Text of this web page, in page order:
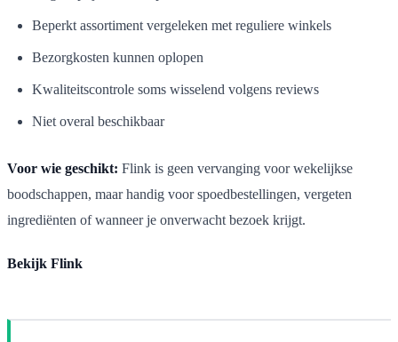
Beperkt assortiment vergeleken met reguliere winkels
Bezorgkosten kunnen oplopen
Kwaliteitscontrole soms wisselend volgens reviews
Niet overal beschikbaar
Voor wie geschikt: Flink is geen vervanging voor wekelijkse
boodschappen, maar handig voor spoedbestellingen, vergeten
ingrediënten of wanneer je onverwacht bezoek krijgt.
Bekijk Flink